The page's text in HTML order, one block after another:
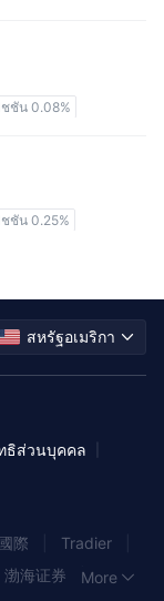
ชัน 0.08%
ชัน 0.25%
สหรัฐอเมริกา
ธิส่วนบุคคล
際 Tradier
渤海证券
|More